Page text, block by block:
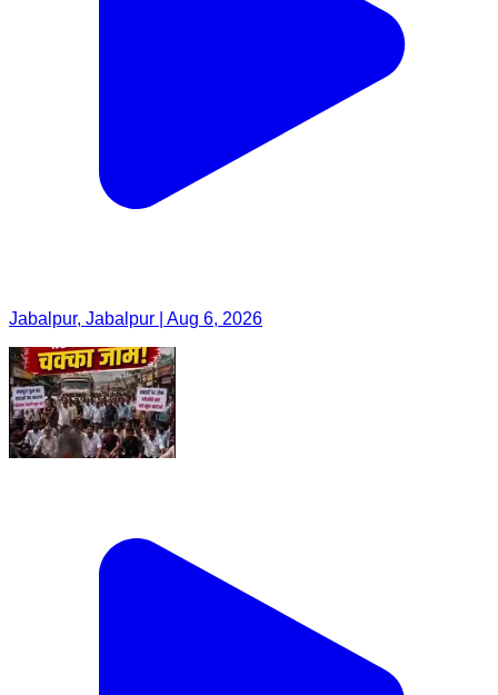
Jabalpur, Jabalpur | Aug 6, 2026